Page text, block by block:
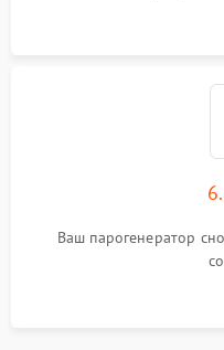
Ваш парогенератор